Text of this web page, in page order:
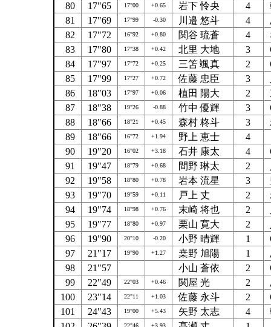
80
17"65 17"00 +0.65 岩下 怜央 4
81
17"69 17"99 -0.30 川邉 悠斗 4
82
17"72 16"92 +0.80 関谷 琉蒼 4
83
17"80 17"38 +0.42 北里 大地 3
84
17"97 17"72 +0.25 三笘 颯真 2
85
17"99 17"27 +0.72 佐藤 忠臣 3
86
18"03 17"97 +0.06 植田 陽大 2
87
18"38 19"26 -0.88 竹中 優輝 3
88
18"66 18"21 +0.45 森村 柊斗 3
89
18"66 16"72 +1.94 野上 恵士 4
90
19"20 16"02 +3.18 石井 康太 4
91
19"47 18"79 +0.68 間野 琳太 2
92
19"58 18"80 +0.78 岩本 流星 3
93
19"70 19"59 +0.11 戸上 丈 2
94
19"74 18"98 +0.76 末崎 将也 2
95
19"77 18"80 +0.97 栗山 寛大 2
96
19"90 20"10 -0.20 小野 晴輝 1
97
21"17 19"90 +1.27 桒野 旭陽 1
98
21"57 小山 蒼依 2
99
22"49 22"03 +0.46 関屋 光 2
100
23"14 22"11 +1.03 佐藤 永斗 2
101
24"43 19"00 +5.43 矢野 太志 4
22"46 +3.93